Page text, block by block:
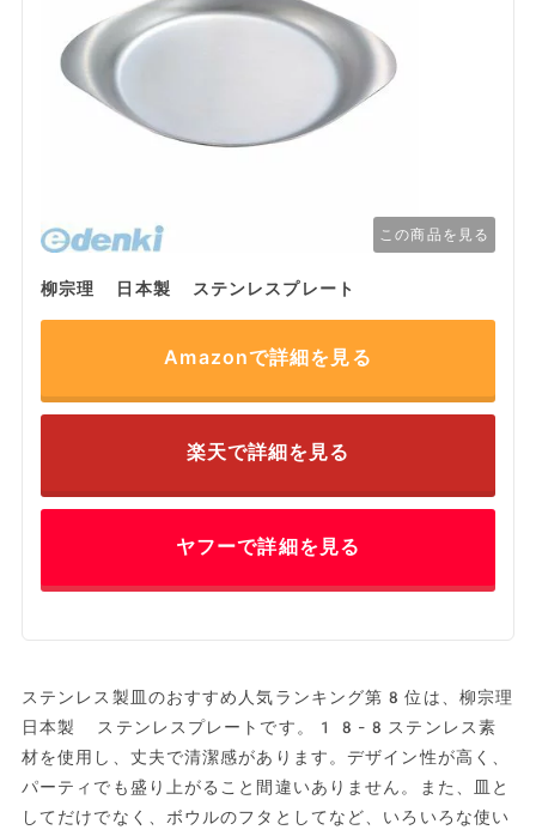
この商品を見る
柳宗理 日本製 ステンレスプレート
Amazonで詳細を見る
楽天で詳細を見る
ヤフーで詳細を見る
ステンレス製皿のおすすめ人気ランキング第8位は、柳宗理
日本製 ステンレスプレートです。18-8ステンレス素
材を使用し、丈夫で清潔感があります。デザイン性が高く、
パーティでも盛り上がること間違いありません。また、皿と
してだけでなく、ボウルのフタとしてなど、いろいろな使い